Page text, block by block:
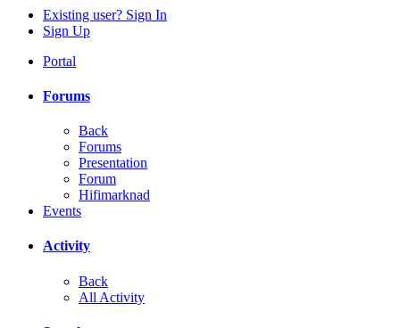
Existing user? Sign In
Sign Up
Portal
Forums
Back
Forums
Presentation
Forum
Hifimarknad
Events
Activity
Back
All Activity